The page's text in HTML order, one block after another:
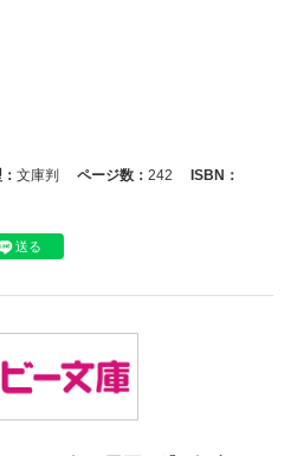
文庫判 ページ数： 242
ISBN：
送る